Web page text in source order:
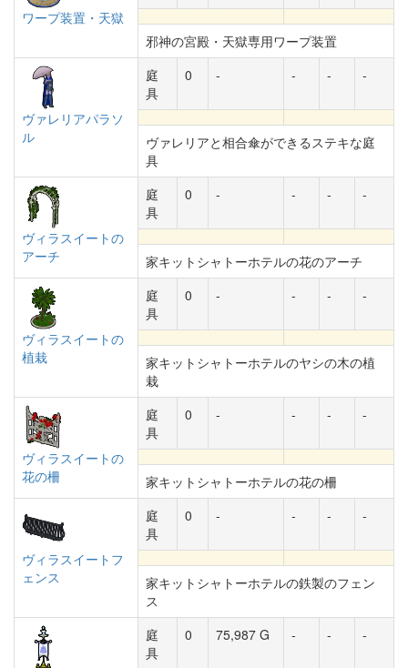
ワープ装置・天獄
邪神の宮殿・天獄専用ワープ装置
ヴァレリアパラソ
ル
庭
具
0 - - - -
ヴァレリアと相合傘ができるステキな庭
具
ヴィラスイートの
アーチ
庭
具
0 - - - -
家キットシャトーホテルの花のアーチ
ヴィラスイートの
植栽
庭
具
0 - - - -
家キットシャトーホテルのヤシの木の植
栽
ヴィラスイートの
花の柵
庭
具
0 - - - -
家キットシャトーホテルの花の柵
ヴィラスイートフ
ェンス
庭
具
0 - - - -
家キットシャトーホテルの鉄製のフェン
ス
庭
具
0 75,987 G - - -